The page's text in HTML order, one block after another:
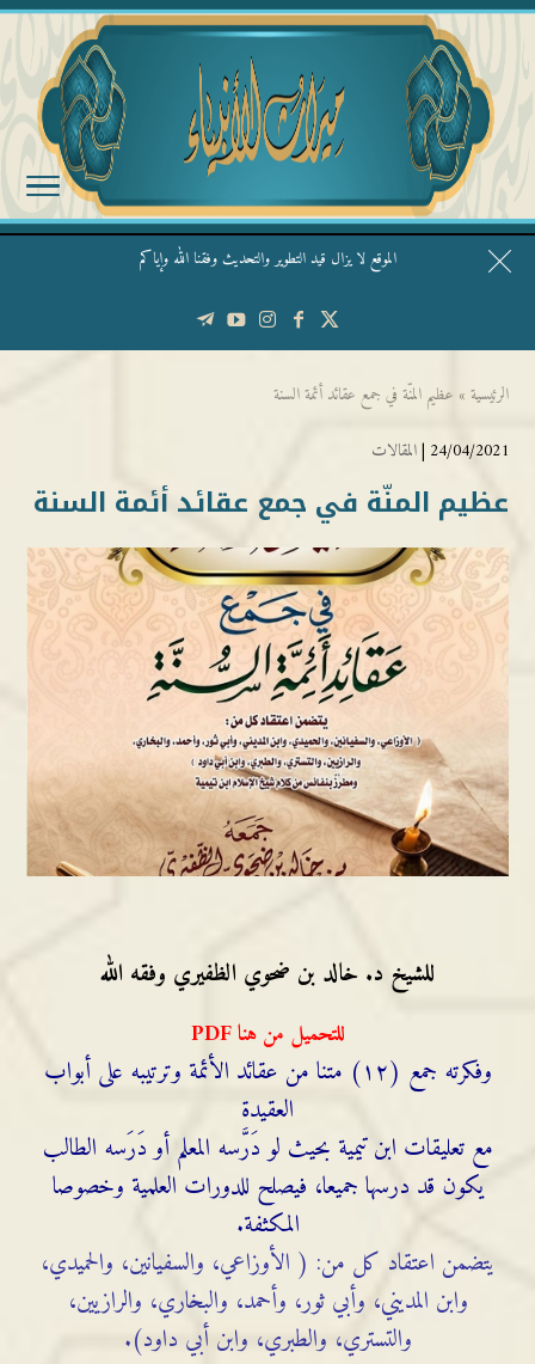
الموقع لا يزال قيد التطوير والتحديث وفقنا الله وإياكم
قال الشيخ ربيع وفقه الله: نحن ليس عندنا تقديس الأشخاص
الرئيسية » عظيم المنّة في جمع عقائد أئمة السنة
24/04/2021 | المقالات
عظيم المنّة في جمع عقائد أئمة السنة
للشيخ د. خالد بن ضحوي الظفيري وفقه الله
للتحميل من هنا PDF
وفكرته جمع (١٢) متنا من عقائد الأئمة وترتيبه على أبواب
العقيدة
مع تعليقات ابن تيمية بحيث لو دَرَّسه المعلم أو دَرَسه الطالب
يكون قد درسها جميعا، فيصلح للدورات العلمية وخصوصا
المكثفة.
يتضمن اعتقاد كل من: ( الأوزاعي، والسفيانين، والحميدي،
وابن المديني، وأبي ثور، وأحمد، والبخاري، والرازيين،
والتستري، والطبري، وابن أبي داود).